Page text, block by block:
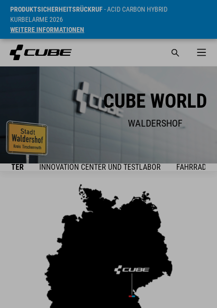
PRODUKTSICHERHEITSRÜCKRUF- ACID CARBON HYBRID
KURBELARME 2026
WEITERE INFORMATIONEN
CUBE WORLD
WALDERSHOF
INNOVATION CENTER UND TESTLABOR FAHRRAD-